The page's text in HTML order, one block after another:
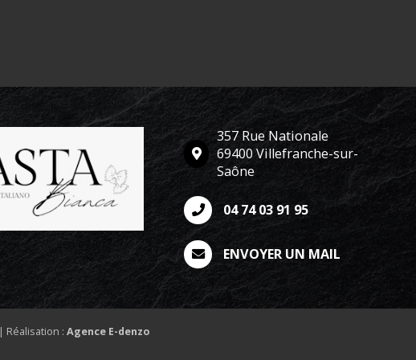
357 Rue Nationale
69400 Villefranche-sur-
Saône
04 74 03 91 95
ENVOYER UN MAIL
| Réalisation : Agence E-denzo